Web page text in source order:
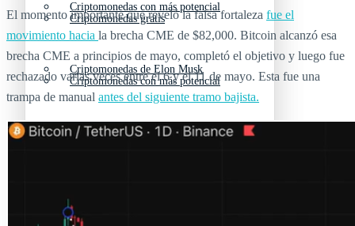
Criptomonedas con más potencial
Criptomonedas de Elon Musk
Criptomonedas más baratas
Criptomonedas gratis
Criptomonedas con más potencial
Criptomonedas más baratas
El momento importante que reveló la falsa fortaleza fue el
movimiento hacia la brecha CME de $82,000. Bitcoin alcanzó esa
brecha CME a principios de mayo, completó el objetivo y luego fue
rechazado varias veces entre el 6 y el 11 de mayo. Esta fue una
trampa de manual antes del siguiente tramo bajista.